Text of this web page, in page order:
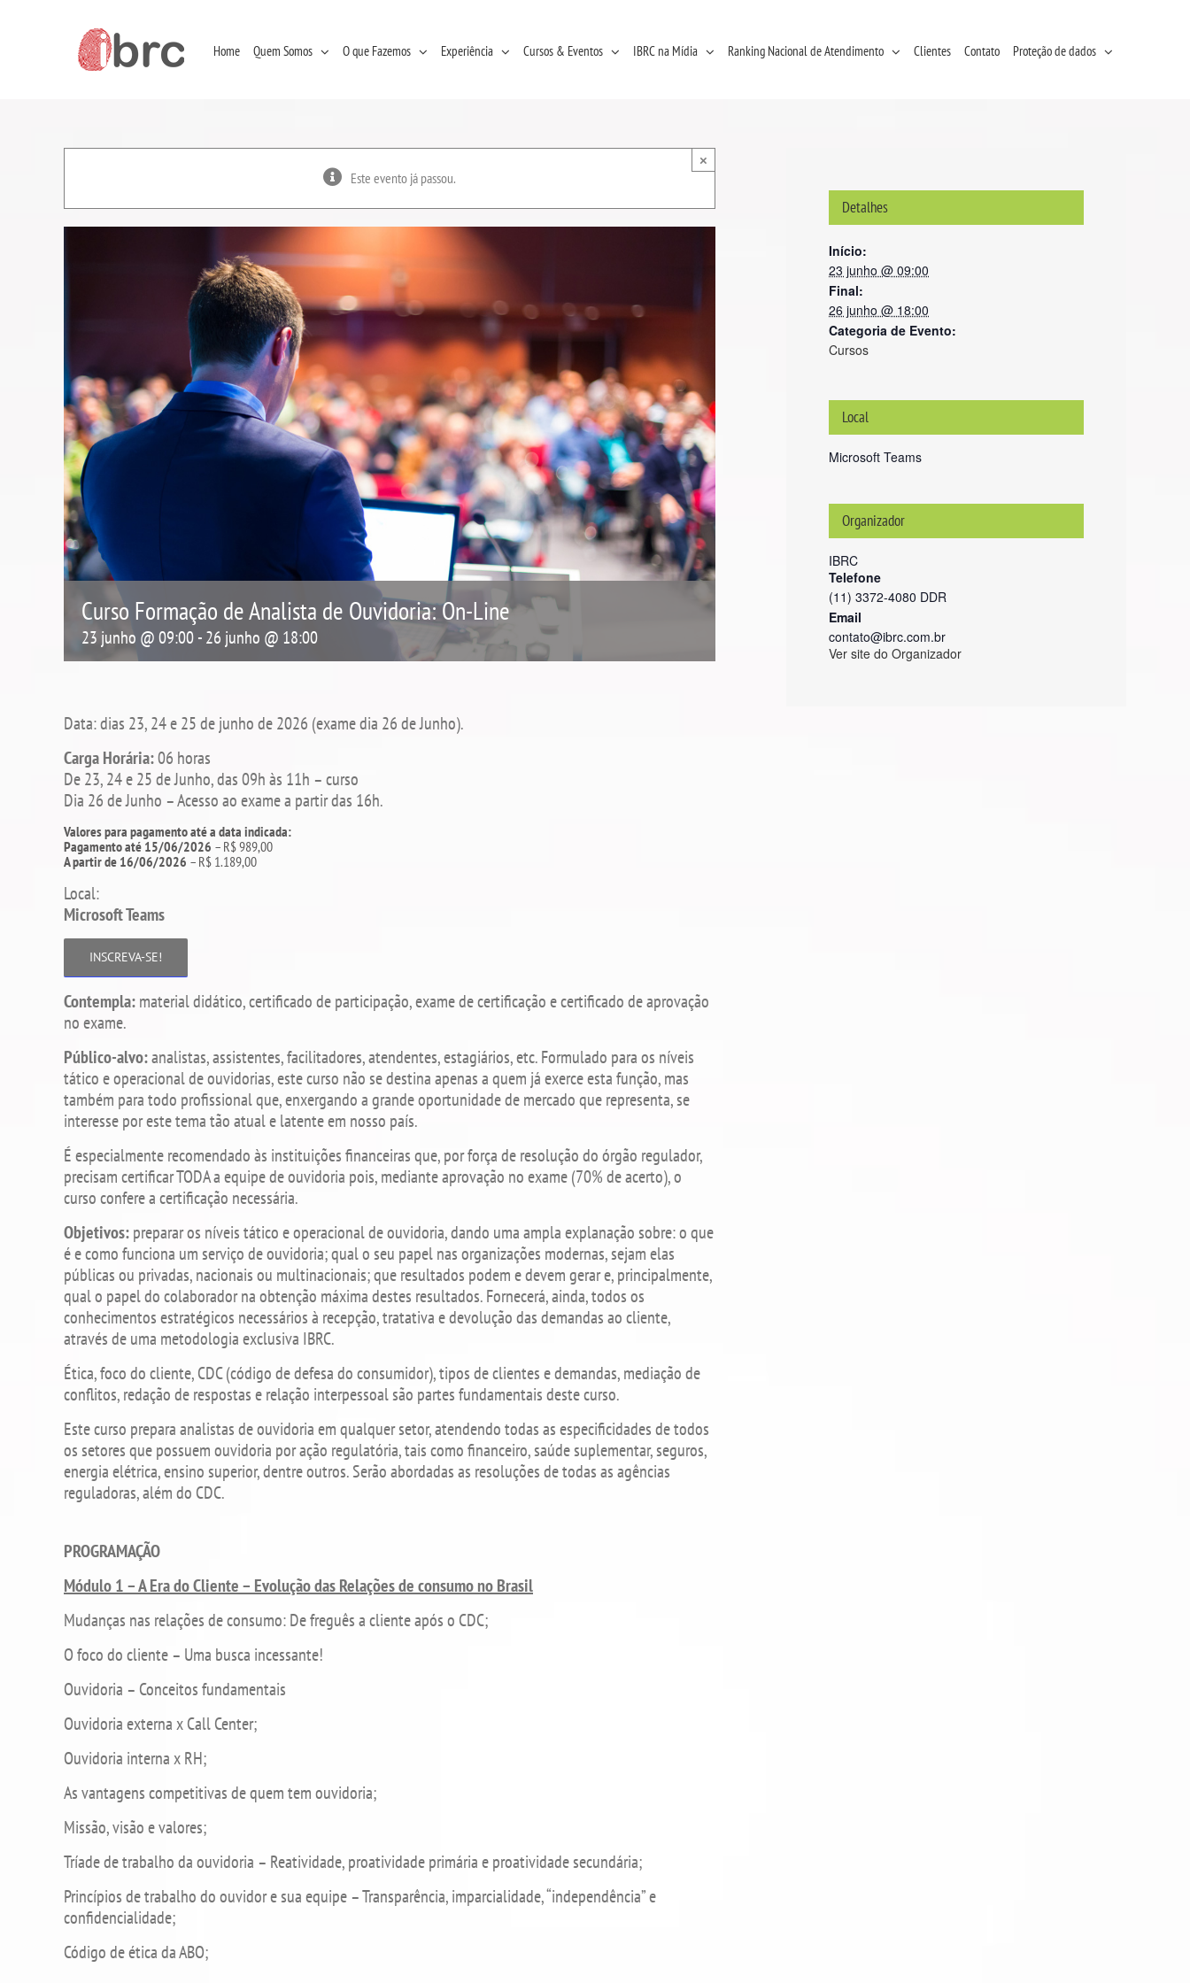
Home Quem Somos O que Fazemos Experiência Cursos & Eventos IBRC na Mídia Ranking Nacional de Atendimento Clientes Contato Proteção de dados
Este evento já passou.
×
Curso Formação de Analista de Ouvidoria: On-Line
23 junho @ 09:00-26 junho @ 18:00
Data: dias 23, 24 e 25 de junho de 2026 (exame dia 26 de Junho).
Carga Horária:06 horas
De 23, 24 e 25 de Junho, das 09h às 11h – curso
Dia 26 de Junho – Acesso ao exame a partir das 16h.
Valores para pagamento até a data indicada:
Pagamento até 15/06/2026 – R$ 989,00
A partir de 16/06/2026 – R$ 1.189,00
Local:
Microsoft Teams
INSCREVA-SE!
Contempla:material didático, certificado de participação, exame de certificação e certificado de aprovação
no exame.
Público-alvo:analistas, assistentes, facilitadores, atendentes, estagiários, etc. Formulado para os níveis
tático e operacional de ouvidorias, este curso não se destina apenas a quem já exerce esta função, mas
também para todo profissional que, enxergando a grande oportunidade de mercado que representa, se
interesse por este tema tão atual e latente em nosso país.
É especialmente recomendado às instituições financeiras que, por força de resolução do órgão regulador,
precisam certificar TODA a equipe de ouvidoria pois, mediante aprovação no exame (70% de acerto), o
curso confere a certificação necessária.
Objetivos:preparar os níveis tático e operacional de ouvidoria, dando uma ampla explanação sobre: o que
é e como funciona um serviço de ouvidoria; qual o seu papel nas organizações modernas, sejam elas
públicas ou privadas, nacionais ou multinacionais; que resultados podem e devem gerar e, principalmente,
qual o papel do colaborador na obtenção máxima destes resultados. Fornecerá, ainda, todos os
conhecimentos estratégicos necessários à recepção, tratativa e devolução das demandas ao cliente,
através de uma metodologia exclusiva IBRC.
Ética, foco do cliente, CDC (código de defesa do consumidor), tipos de clientes e demandas, mediação de
conflitos, redação de respostas e relação interpessoal são partes fundamentais deste curso.
Este curso prepara analistas de ouvidoria em qualquer setor, atendendo todas as especificidades de todos
os setores que possuem ouvidoria por ação regulatória, tais como financeiro, saúde suplementar, seguros,
energia elétrica, ensino superior, dentre outros. Serão abordadas as resoluções de todas as agências
reguladoras, além do CDC.
PROGRAMAÇÃO
Módulo 1 – A Era do Cliente – Evolução das Relações de consumo no Brasil
Mudanças nas relações de consumo: De freguês a cliente após o CDC;
O foco do cliente – Uma busca incessante!
Ouvidoria – Conceitos fundamentais
Ouvidoria externa x Call Center;
Ouvidoria interna x RH;
As vantagens competitivas de quem tem ouvidoria;
Missão, visão e valores;
Tríade de trabalho da ouvidoria – Reatividade, proatividade primária e proatividade secundária;
Princípios de trabalho do ouvidor e sua equipe – Transparência, imparcialidade, “independência” e
confidencialidade;
Código de ética da ABO;
Detalhes
Início:
23 junho @ 09:00
Final:
26 junho @ 18:00
Categoria de Evento:
Cursos
Local
Microsoft Teams
Organizador
IBRC
Telefone
(11) 3372-4080 DDR
Email
contato@ibrc.com.br
Ver site do Organizador